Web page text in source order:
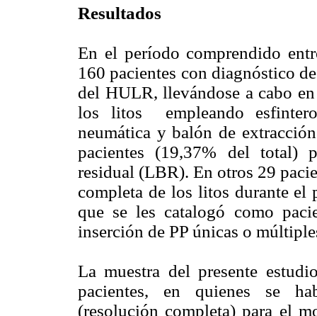
Resultados
En el período comprendido
160 pacientes con diagnóstico
del HULR, llevándose a cabo
los litos empleando
neumática y balón de
pacientes (19,37% del total)
residual (LBR). En otros 29
completa de los litos durante
que se les catalogó como
inserción de PP únicas o
La muestra del presente
pacientes, en quienes se
(resolución completa) para el